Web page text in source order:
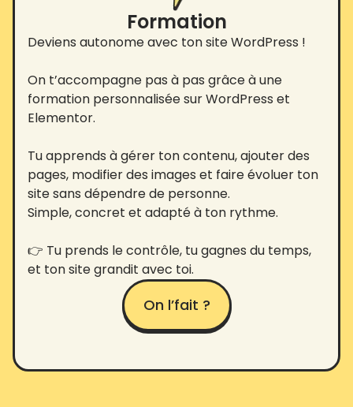
Formation
Deviens autonome avec ton site WordPress !
On t’accompagne pas à pas grâce à une
formation personnalisée sur WordPress et
Elementor.
Tu apprends à gérer ton contenu, ajouter des
pages, modifier des images et faire évoluer ton
site sans dépendre de personne.
Simple, concret et adapté à ton rythme.
👉 Tu prends le contrôle, tu gagnes du temps,
et ton site grandit avec toi.
On l’fait ?